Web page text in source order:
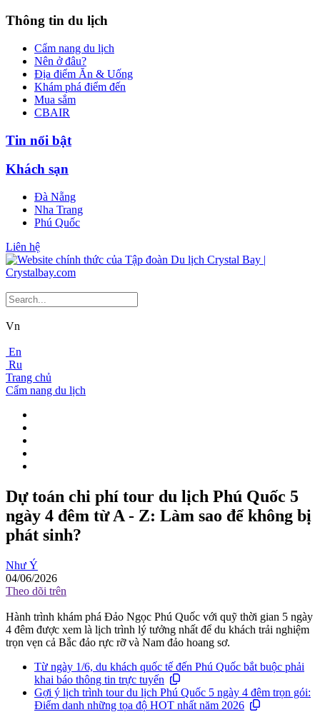
Thông tin du lịch
Cẩm nang du lịch
Nên ở đâu?
Địa điểm Ăn & Uống
Khám phá điểm đến
Mua sắm
CBAIR
Tin nổi bật
Khách sạn
Đà Nẵng
Nha Trang
Phú Quốc
Liên hệ
Vn
En
Ru
Trang chủ
Cẩm nang du lịch
Dự toán chi phí tour du lịch Phú Quốc 5
ngày 4 đêm từ A - Z: Làm sao để không bị
phát sinh?
Như Ý
04/06/2026
Theo dõi trên
Hành trình khám phá Đảo Ngọc Phú Quốc với quỹ thời gian 5 ngày
4 đêm được xem là lịch trình lý tưởng nhất để du khách trải nghiệm
trọn vẹn cả Bắc đảo rực rỡ và Nam đảo hoang sơ.
Từ ngày 1/6, du khách quốc tế đến Phú Quốc bắt buộc phải
khai báo thông tin trực tuyến
Gợi ý lịch trình tour du lịch Phú Quốc 5 ngày 4 đêm trọn gói:
Điểm danh những tọa độ HOT nhất năm 2026